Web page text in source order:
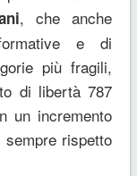
, che anche
e di
più fragili,
di libertà 787
un incremento
sempre rispetto